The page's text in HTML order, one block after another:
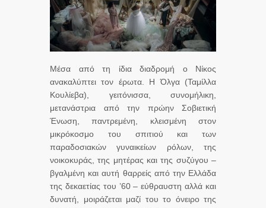
Μέσα από τη ίδια διαδρομή ο Νίκος
ανακαλύπτει τον έρωτα. Η Όλγα (Ταμίλλα
Κουλίεβα), γειτόνισσα, συνομήλικη,
μετανάστρια από την πρώην Σοβιετική
Ένωση, παντρεμένη, κλεισμένη στον
μικρόκοσμο του σπιτιού και των
παραδοσιακών γυναικείων ρόλων, της
νοικοκυράς, της μητέρας και της συζύγου –
βγαλμένη και αυτή θαρρείς από την Ελλάδα
της δεκαετίας του ’60 – εύθραυστη αλλά και
δυνατή, μοιράζεται μαζί του το όνειρο της